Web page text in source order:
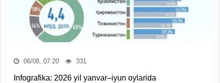
06/08, 07:20 331
Infografika: 2026 yil yanvar–iyun oylarida